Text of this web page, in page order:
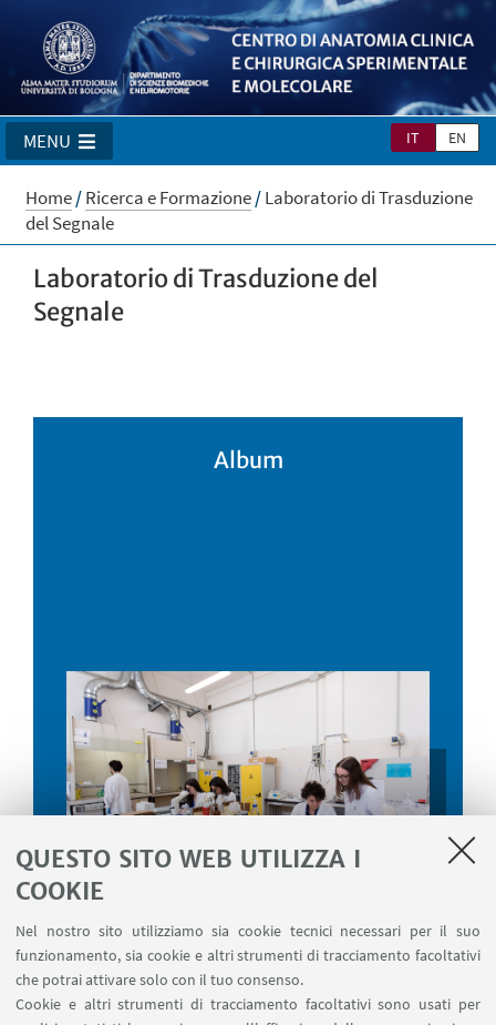
QUESTO SITO WEB UTILIZZA I
COOKIE
Nel nostro sito utilizziamo sia cookie tecnici necessari per il suo
funzionamento, sia cookie e altri strumenti di tracciamento facoltativi
che potrai attivare solo con il tuo consenso.
Cookie e altri strumenti di tracciamento facoltativi sono usati per
IT EN
MENU
Home/Ricerca e Formazione/Laboratorio di Trasduzione
del Segnale
Laboratorio di Trasduzione del
Segnale
Album
Laboratorio di Istochimica